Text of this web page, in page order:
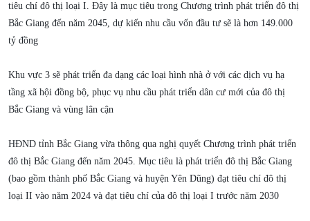
tiêu chí đô thị loại I. Đây là mục tiêu trong Chương trình phát triển đô thị
Bắc Giang đến năm 2045, dự kiến nhu cầu vốn đầu tư sẽ là hơn 149.000
tỷ đồng
Khu vực 3 sẽ phát triển đa dạng các loại hình nhà ở với các dịch vụ hạ
tầng xã hội đồng bộ, phục vụ nhu cầu phát triển dân cư mới của đô thị
Bắc Giang và vùng lân cận
HĐND tỉnh Bắc Giang vừa thông qua nghị quyết Chương trình phát triển
đô thị Bắc Giang đến năm 2045. Mục tiêu là phát triển đô thị Bắc Giang
(bao gồm thành phố Bắc Giang và huyện Yên Dũng) đạt tiêu chí đô thị
loại II vào năm 2024 và đạt tiêu chí của đô thị loại I trước năm 2030